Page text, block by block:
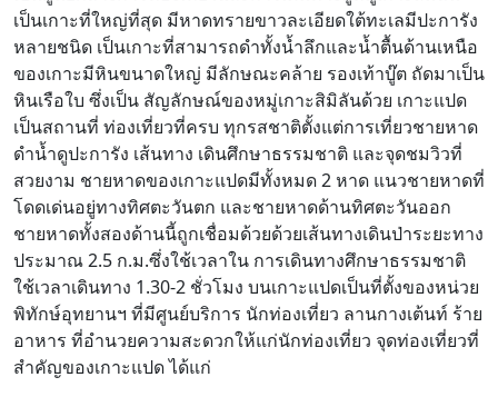
เป็นเกาะที่ใหญ่ที่สุด มีหาดทรายขาวละเอียดใต้ทะเลมีปะการัง
หลายชนิด เป็นเกาะที่สามารถดำทั้งน้ำลึกและน้ำตื้นด้านเหนือ
ของเกาะมีหินขนาดใหญ่ มีลักษณะคล้าย รองเท้าบู๊ต ถัดมาเป็น
หินเรือใบ ซึ่งเป็น สัญลักษณ์ของหมู่เกาะสิมิลันด้วย เกาะแปด
เป็นสถานที่ ท่องเที่ยวที่ครบ ทุกรสชาติตั้งแต่การเที่ยวชายหาด
ดำน้ำดูปะการัง เส้นทาง เดินศึกษาธรรมชาติ และจุดชมวิวที่
สวยงาม ชายหาดของเกาะแปดมีทั้งหมด 2 หาด แนวชายหาดที่
โดดเด่นอยู่ทางทิศตะวันตก และชายหาดด้านทิศตะวันออก
ชายหาดทั้งสองด้านนี้ถูกเชื่อมด้วยด้วยเส้นทางเดินป่าระยะทาง
ประมาณ 2.5 ก.ม.ซึ่งใช้เวลาใน การเดินทางศึกษาธรรมชาติ
ใช้เวลาเดินทาง 1.30-2 ชั่วโมง บนเกาะแปดเป็นที่ตั้งของหน่วย
พิทักษ์อุทยานฯ ที่มีศูนย์บริการ นักท่องเที่ยว ลานกางเต้นท์ ร้าย
อาหาร ที่อำนวยความสะดวกให้แก่นักท่องเที่ยว จุดท่องเที่ยวที่
สำคัญของเกาะแปด ได้แก่